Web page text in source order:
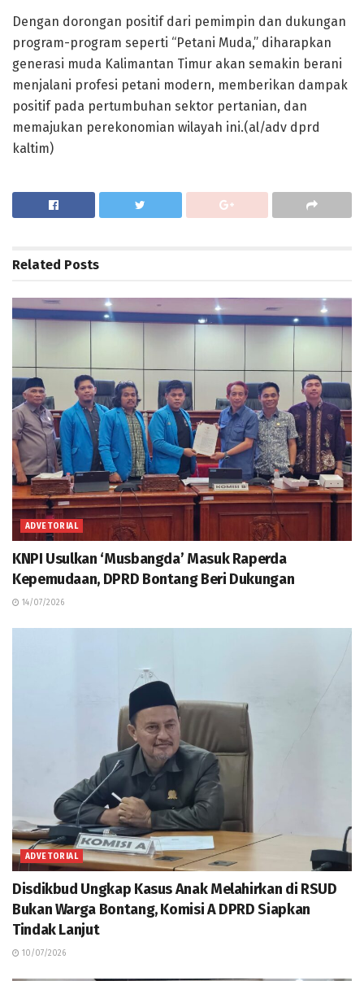
Dengan dorongan positif dari pemimpin dan dukungan
program-program seperti “Petani Muda,” diharapkan
generasi muda Kalimantan Timur akan semakin berani
menjalani profesi petani modern, memberikan dampak
positif pada pertumbuhan sektor pertanian, dan
memajukan perekonomian wilayah ini.(al/adv dprd
kaltim)
Related Posts
ADVETORIAL
KNPI Usulkan ‘Musbangda’ Masuk Raperda
Kepemudaan, DPRD Bontang Beri Dukungan
14/07/2026
ADVETORIAL
Disdikbud Ungkap Kasus Anak Melahirkan di RSUD
Bukan Warga Bontang, Komisi A DPRD Siapkan
Tindak Lanjut
10/07/2026